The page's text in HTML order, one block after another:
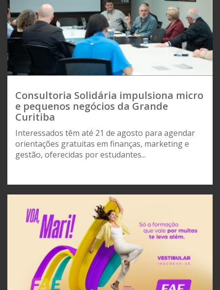
Consultoria Solidária impulsiona micro
e pequenos negócios da Grande
Curitiba
Interessados têm até 21 de agosto para agendar
orientações gratuitas em finanças, marketing e
gestão, oferecidas por estudantes...